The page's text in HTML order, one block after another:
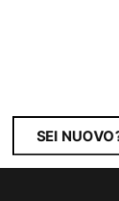
SEI